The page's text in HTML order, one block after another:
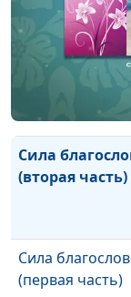
Где создаются
(первая часть)
Сила
(вторая часть)
Сила
(первая часть)